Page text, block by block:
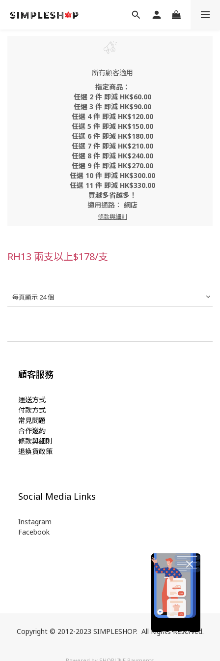
所有顧客適用
指定商品：
任選 2 件 即減 HK$60.00
任選 3 件 即減 HK$90.00
任選 4 件 即減 HK$120.00
任選 5 件 即減 HK$150.00
任選 6 件 即減 HK$180.00
任選 7 件 即減 HK$210.00
任選 8 件 即減 HK$240.00
任選 9 件 即減 HK$270.00
任選 10 件 即減 HK$300.00
任選 11 件 即減 HK$330.00
買越多省越多！
適用通路： 網店
條款與細則
RH13 兩支以上$178/支
每頁顯示 24 個
顧客服務
運送方式
付款方式
常見問題
合作邀約
條款與細則
退換貨政策
Social Media Links
Instagram
Facebook
Copyright © 2012-2023 SIMPLESHOP. All Rights Reserved.
直播已結束